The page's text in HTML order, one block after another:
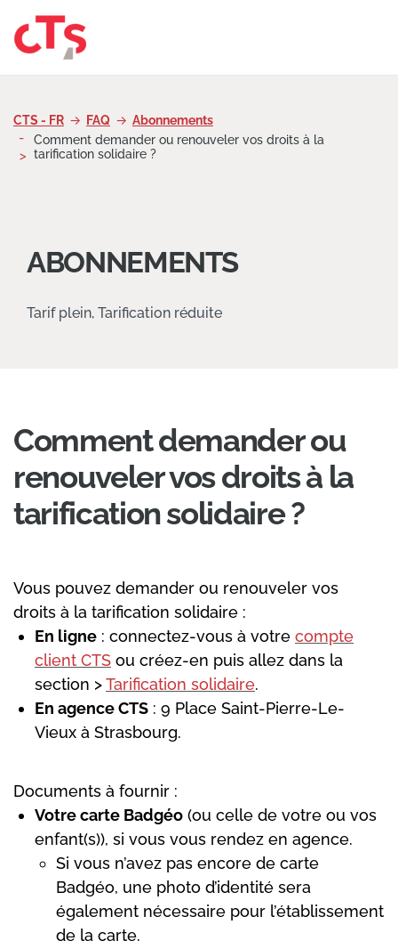
CTS - FR FAQ
Abonnements
Comment demander ou renouveler vos droits à la
tarification solidaire ?
ABONNEMENTS
Tarif plein, Tarification réduite
Comment demander ou
renouveler vos droits à la
tarification solidaire ?
Vous pouvez demander ou renouveler vos
droits à la tarification solidaire :
En ligne : connectez-vous à votre compte
client CTS ou créez-en puis allez dans la
section >Tarification solidaire.
En agence CTS : 9 Place Saint-Pierre-Le-
Vieux à Strasbourg.
Documents à fournir :
Votre carte Badgéo (ou celle de votre ou vos
enfant(s)), si vous vous rendez en agence.
Si vous n’avez pas encore de carte
Badgéo, une photo d’identité sera
également nécessaire pour l’établissement
de la carte.